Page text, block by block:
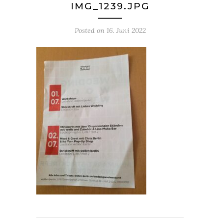
IMG_1239.JPG
Posted on 16. Juni 2022